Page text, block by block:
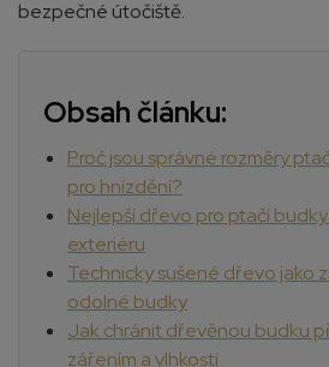
bezpečné útočiště.
Obsah článku:
Proč jsou správné rozměry
pro hnízdění?
Nejlepší dřevo pro ptačí
exteriéru
Technicky sušené dřevo jako
odolné budky
Jak chránit dřevěnou budku
zářením a vlhkostí